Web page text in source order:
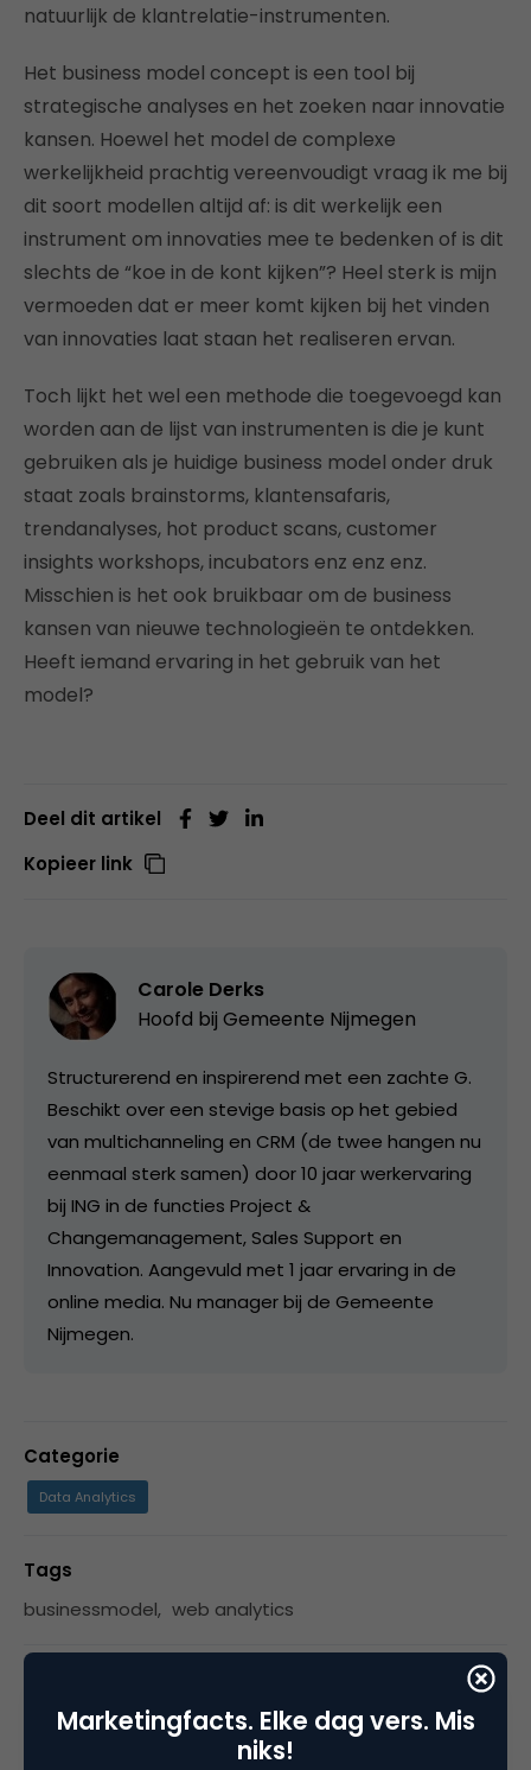
natuurlijk de klantrelatie-instrumenten.
Het business model concept is een tool bij
strategische analyses en het zoeken naar innovatie
kansen. Hoewel het model de complexe
werkelijkheid prachtig vereenvoudigt vraag ik me bij
dit soort modellen altijd af: is dit werkelijk een
instrument om innovaties mee te bedenken of is dit
slechts de “koe in de kont kijken”? Heel sterk is mijn
vermoeden dat er meer komt kijken bij het vinden
van innovaties laat staan het realiseren ervan.
Toch lijkt het wel een methode die toegevoegd kan
worden aan de lijst van instrumenten is die je kunt
gebruiken als je huidige business model onder druk
staat zoals brainstorms, klantensafaris,
trendanalyses, hot product scans, customer
insights workshops, incubators enz enz enz.
Misschien is het ook bruikbaar om de business
kansen van nieuwe technologieën te ontdekken.
Heeft iemand ervaring in het gebruik van het
model?
Deel dit artikel
Kopieer link
Carole Derks
Hoofd bij Gemeente Nijmegen
Structurerend en inspirerend met een zachte G.
Beschikt over een stevige basis op het gebied
van multichanneling en CRM (de twee hangen nu
eenmaal sterk samen) door 10 jaar werkervaring
bij ING in de functies Project &
Changemanagement, Sales Support en
Innovation. Aangevuld met 1 jaar ervaring in de
online media. Nu manager bij de Gemeente
Nijmegen.
Categorie
Data Analytics
Tags
businessmodel, web analytics
3 Reacties
Marketingfacts. Elke dag vers. Mis
niks!